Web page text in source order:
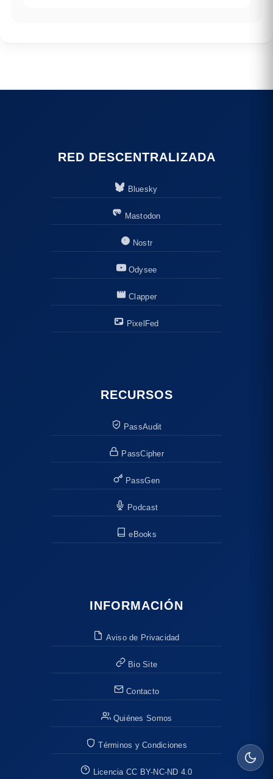
RED DESCENTRALIZADA
Bluesky
Mastodon
Nostr
Odysee
Clapper
PixelFed
RECURSOS
PassAudit
PassCipher
PassGen
Podcast
eBooks
INFORMACIÓN
Aviso de Privacidad
Bio Site
Contacto
Quiénes Somos
Términos y Condiciones
Licencia CC BY-NC-ND 4.0